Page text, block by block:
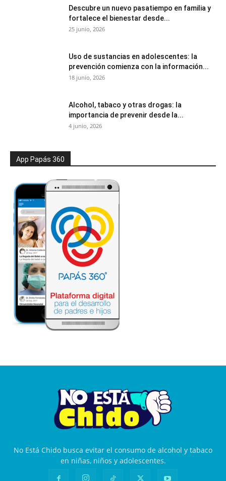
Descubre un nuevo pasatiempo en familia y
fortalece el bienestar desde...
25 junio, 2026
Uso de sustancias en adolescentes: la
prevención comienza con la información...
18 junio, 2026
Alcohol, tabaco y otras drogas: la
importancia de prevenir desde la...
4 junio, 2026
App Papás 360
No Está Chido busca evitar el consumo de alcohol y tabaco
en niñas, niños y adolescentes.